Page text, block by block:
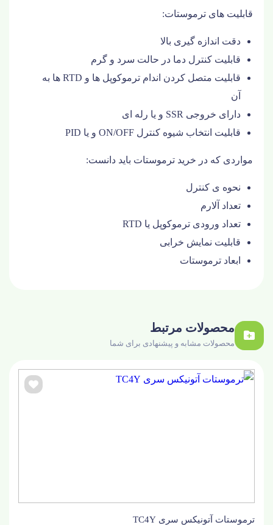
قابلیت های ترموستات:
دقت اندازه گیری بالا
قابلیت کنترل دما در حالت سرد و گرم
قابلیت متصل کردن اندام ترموکوپل­ ها و RTD ها به
آن
دارای خروجی SSR و یا رله ای
قابلیت انتخاب شیوه کنترل ON/OFF و یا PID
مواردی که در خرید ترموستات باید دانست:
نحوه­ ی کنترل
تعداد آلارم
تعداد ورودی ترموکوپل یا RTD
قابلیت نمایش خرابی
ابعاد ترموستات
محصولات مرتبط
محصولات مشابه و پیشنهادی برای شما
ترموستات آتونیکس سری TC4Y